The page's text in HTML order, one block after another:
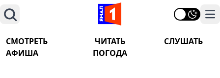
Поиск
СМОТРЕТЬ ЧИТАТЬ
СЛУШАТЬ
АФИША
ПОГОДА